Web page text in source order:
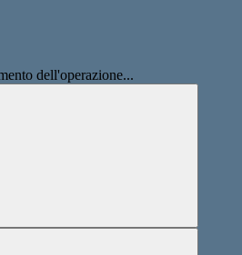
dell'operazione...